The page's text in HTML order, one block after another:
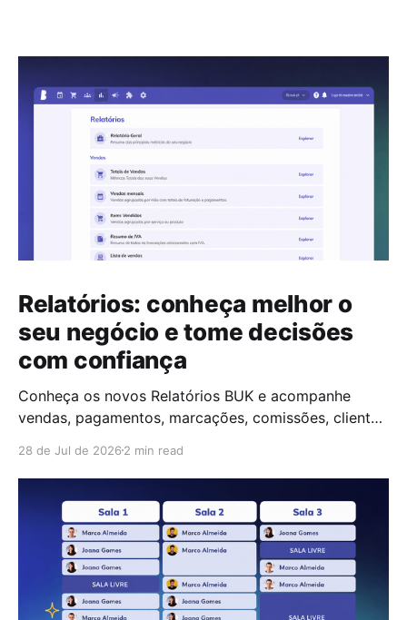
Relatórios: conheça melhor o
seu negócio e tome decisões
com confiança
Conheça os novos Relatórios BUK e acompanhe
vendas, pagamentos, marcações, comissões, clientes
28 de Jul de 2026 2 min read